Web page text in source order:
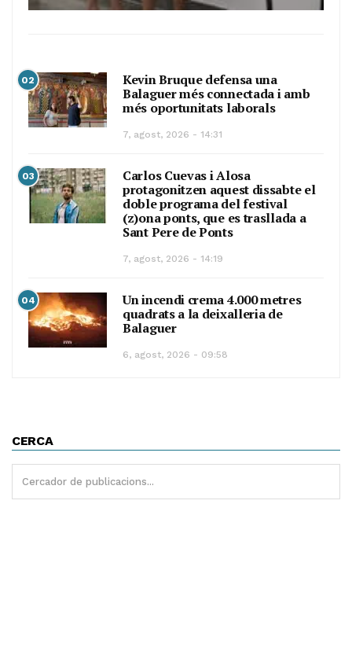
02
Kevin Bruque defensa una
Balaguer més connectada i amb
més oportunitats laborals
7, agost, 2026 - 14:31
03
Carlos Cuevas i Alosa
protagonitzen aquest dissabte el
doble programa del festival
(z)ona ponts, que es trasllada a
Sant Pere de Ponts
7, agost, 2026 - 14:19
04
Un incendi crema 4.000 metres
quadrats a la deixalleria de
Balaguer
6, agost, 2026 - 09:58
CERCA